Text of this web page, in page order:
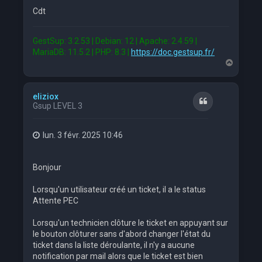
Cdt
GestSup: 3.2.53 | Debian: 12 | Apache: 2.4.59 |
MariaDB: 11.5.2 | PHP: 8.3 |
https://doc.gestsup.fr/
a
eliziox
Gsup LEVEL 3
Citation
lun. 3 févr. 2025 10:46
Bonjour
Lorsqu'un utilisateur créé un ticket, il a le status
Attente PEC
Lorsqu'un technicien clôture le ticket en appuyant sur
le bouton clôturer sans d'abord changer l'état du
ticket dans la liste déroulante, il n'y a aucune
notification par mail alors que le ticket est bien